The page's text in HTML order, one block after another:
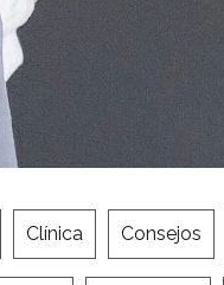
Clínica Consejos